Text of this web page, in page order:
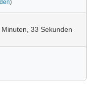
)
33 Sekunden